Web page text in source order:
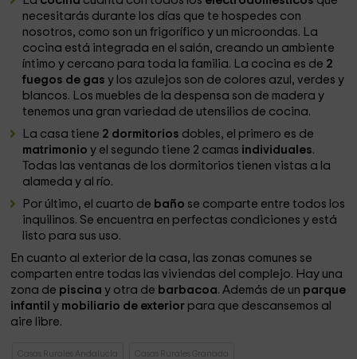
necesitarás durante los días que te hospedes con
nosotros, como son un frigorífico y un microondas. La
cocina está integrada en el salón, creando un ambiente
íntimo y cercano para toda la familia. La cocina es de 2
fuegos de gas y los azulejos son de colores azul, verdes y
blancos. Los muebles de la despensa son de madera y
tenemos una gran variedad de utensilios de cocina.
La casa tiene 2 dormitorios dobles, el primero es de
matrimonio y el segundo tiene 2 camas individuales.
Todas las ventanas de los dormitorios tienen vistas a la
alameda y al río.
Por último, el cuarto de baño se comparte entre todos los
inquilinos. Se encuentra en perfectas condiciones y está
listo para sus uso.
En cuanto al exterior de la casa, las zonas comunes se
comparten entre todas las viviendas del complejo. Hay una
zona de piscina y otra de barbacoa. Además de un parque
infantil y mobiliario de exterior para que descansemos al
aire libre.
Casas Rurales Andalucía Casas Rurales Granada